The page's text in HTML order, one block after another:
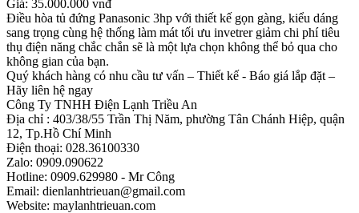
Giá: 35.000.000 vnđ
Điều hòa tủ đứng Panasonic 3hp với thiết kế gọn gàng, kiểu dáng
sang trọng cùng hệ thống làm mát tối ưu invetrer giảm chi phí tiêu
thụ điện năng chắc chắn sẽ là một lựa chọn không thể bỏ qua cho
không gian của bạn.
Quý khách hàng có nhu cầu tư vấn – Thiết kế - Báo giá lắp đặt –
Hãy liên hệ ngay
Công Ty TNHH Điện Lạnh Triều An
Địa chỉ : 403/38/55 Trần Thị Năm, phường Tân Chánh Hiệp, quận
12, Tp.Hồ Chí Minh
Điện thoại: 028.36100330
Zalo: 0909.090622
Hotline: 0909.629980 - Mr Công
Email: dienlanhtrieuan@gmail.com
Website: maylanhtrieuan.com